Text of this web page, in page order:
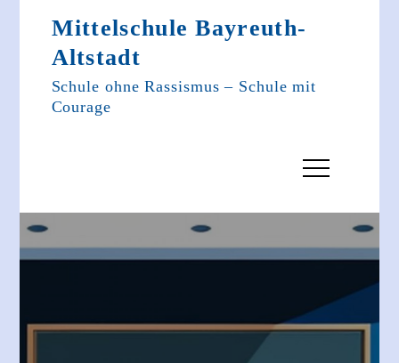
Mittelschule Bayreuth-
Altstadt
Schule ohne Rassismus – Schule mit
Courage